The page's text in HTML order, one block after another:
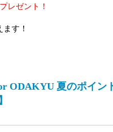
レゼント！
す！
ODAKYU 夏のポイン